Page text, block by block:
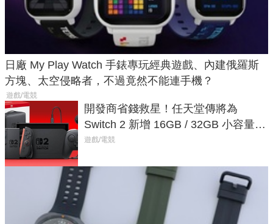
日廠 My Play Watch 手錶專玩經典遊戲、內建俄羅斯
方塊、太空侵略者，不過竟然不能連手機？
遊戲/電競
開發商省錢救星！任天堂傳將為
Switch 2 新增 16GB / 32GB 小容量遊
戲卡的選擇
遊戲/電競